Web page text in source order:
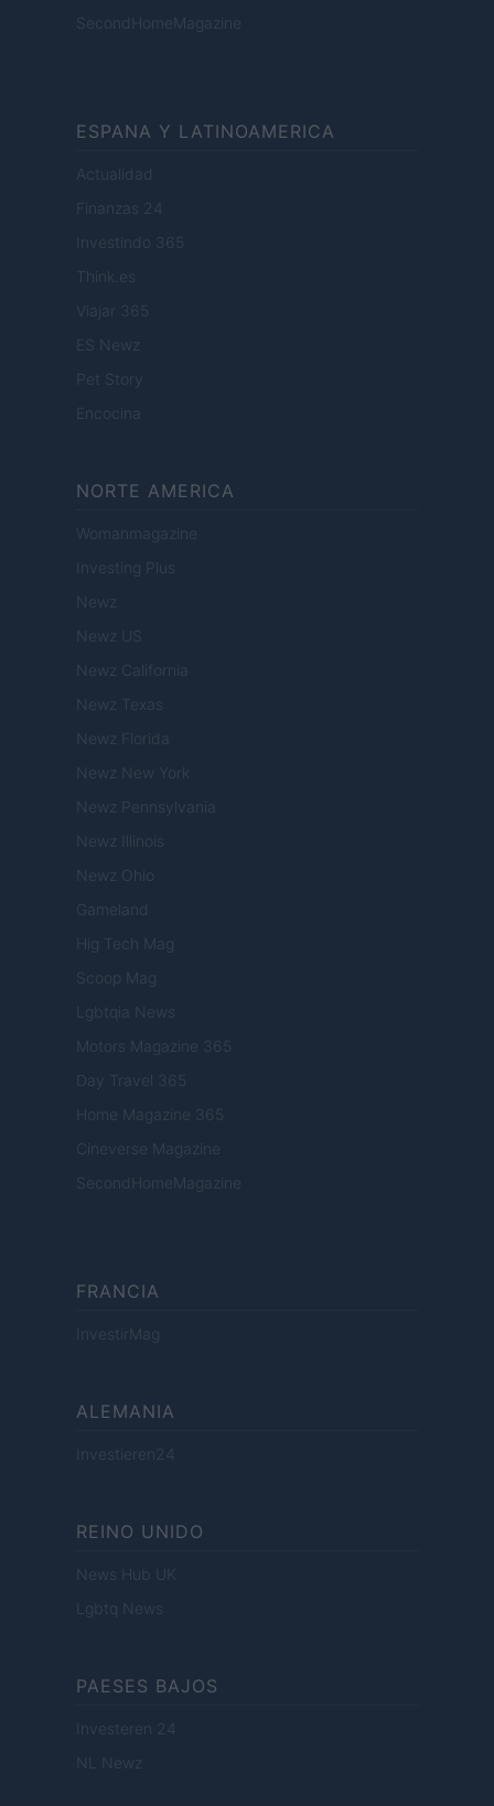
SecondHomeMagazine
ESPANA Y LATINOAMERICA
Actualidad
Finanzas 24
Investindo 365
Think.es
Viajar 365
ES Newz
Pet Story
Encocina
NORTE AMERICA
Womanmagazine
Investing Plus
Newz
Newz US
Newz California
Newz Texas
Newz Florida
Newz New York
Newz Pennsylvania
Newz Illinois
Newz Ohio
Gameland
Hig Tech Mag
Scoop Mag
Lgbtqia News
Motors Magazine 365
Day Travel 365
Home Magazine 365
Cineverse Magazine
SecondHomeMagazine
FRANCIA
InvestirMag
ALEMANIA
Investieren24
REINO UNIDO
News Hub UK
Lgbtq News
PAESES BAJOS
Investeren 24
NL Newz